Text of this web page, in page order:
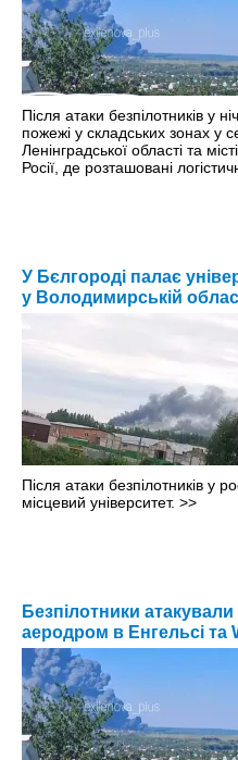
Після атаки безпілотників у
пожежі у складських зонах у
Ленінградської області та
Росії, де розташовані
У Бєлгороді палає
у Володимирській
Після атаки безпілотників у
місцевий університет. >>
Безпілотники
аеродром в Енгельсі